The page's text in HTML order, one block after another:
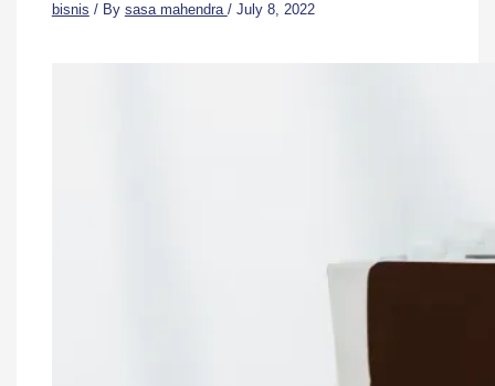
bisnis / By sasa mahendra / July 8, 2022